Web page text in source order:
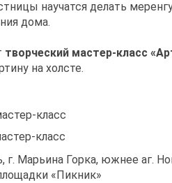
научатся делать
дома.
творческий мастер-класс
на холсте.
класс
класс
г. Марьина Горка, южнее аг.
«Пикник»